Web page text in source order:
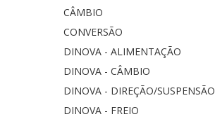
CÂMBIO
CONVERSÃO
DINOVA - ALIMENTAÇÃO
DINOVA - CÂMBIO
DINOVA - DIREÇÃO/SUSPENSÃO
DINOVA - FREIO